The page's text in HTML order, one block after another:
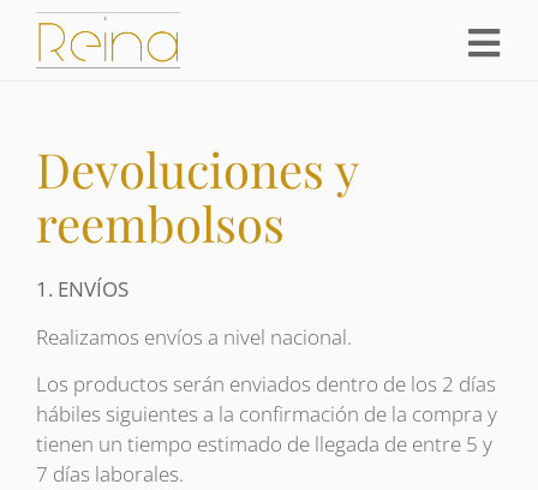
Devoluciones y
reembolsos
1. ENVÍOS
Realizamos envíos a nivel nacional.
Los productos serán enviados dentro de los 2 días
hábiles siguientes a la confirmación de la compra y
tienen un tiempo estimado de llegada de entre 5 y
7 días laborales.